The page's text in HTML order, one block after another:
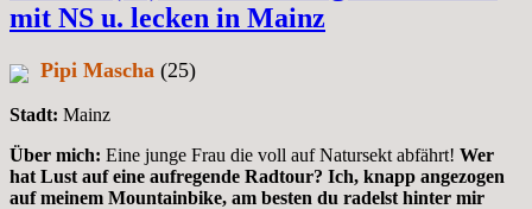
mit NS u. lecken in Mainz
Pipi Mascha (25)
Stadt: Mainz
Über mich: Eine junge Frau die voll auf Natursekt abfährt! Wer
hat Lust auf eine aufregende Radtour? Ich, knapp angezogen
auf meinem Mountainbike, am besten du radelst hinter mir